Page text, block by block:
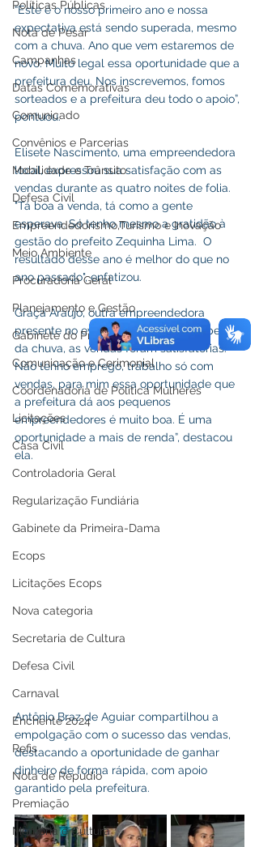
Políticas Públicas
Nota de Pesar
Campanhas
Datas Comemorativas
Comunicado
Convênios e Parcerias
Mobilidade e Trânsito
Defesa Civil
Empreendedorismo,Turismo e Inovação
Meio Ambiente
Procuradoria Geral
Planejamento e Gestão
Gabinete do Prefeito
Comunicação e Cerimonial
Coordenadoria de Politica Mulheres
Licitações
Casa Civil
Controladoria Geral
Regularização Fundiária
Gabinete da Primeira-Dama
Ecops
Licitações Ecops
Nova categoria
Secretaria de Cultura
Defesa Civil
Carnaval
Enchente 2024
Refis
Nota de Repúdio
Premiação
Memória e Cultura
“Este é o nosso primeiro ano e nossa
expectativa está sendo superada, mesmo
com a chuva. Ano que vem estaremos de
novo. Muito legal essa oportunidade que a
prefeitura deu. Nos inscrevemos, fomos
sorteados e a prefeitura deu todo o apoio”,
pontuou.
Elisete Nascimento, uma empreendedora
local, expressou sua satisfação com as
vendas durante as quatro noites de folia.
"Tá boa a venda, tá como a gente
esperava. Só tenho mesmo a gratidão à
gestão do prefeito Zequinha Lima.  O
resultado desse ano é melhor do que no
ano passado", enfatizou.
Graça Araújo, outra empreendedora
presente no evento, ressaltou que, apesar
da chuva, as vendas foram satisfatórias. "
Não tenho emprego, trabalho só com
vendas, para mim essa oportunidade que
a prefeitura dá aos pequenos
empreendedores é muito boa. É uma
oportunidade a mais de renda”, destacou
ela.
Antônio Braz de Aguiar compartilhou a
empolgação com o sucesso das vendas,
destacando a oportunidade de ganhar
dinheiro de forma rápida, com apoio
garantido pela prefeitura.